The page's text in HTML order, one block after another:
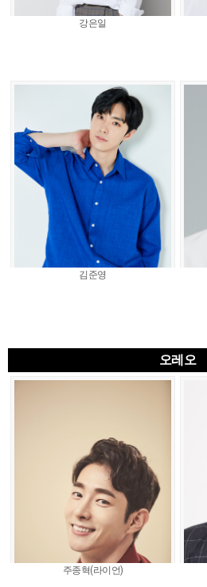
강은일
김준영
오레오
주종혁(라이언)